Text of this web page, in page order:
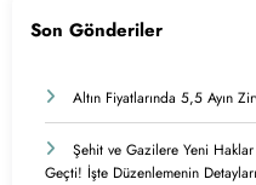
Son Gönderiler
Altın Fiyatlarında 5,5 Ayın
Şehit ve Gazilere Yeni
Geçti! İşte Düzenlemenin Detayları